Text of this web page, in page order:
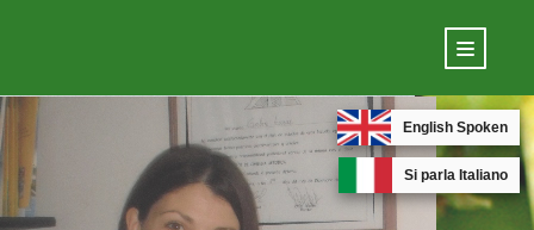
English Spoken
Si parla Italiano